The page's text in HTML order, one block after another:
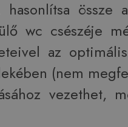
hasonlítsa össze
wc csészéje
az
(nem
vezethet,